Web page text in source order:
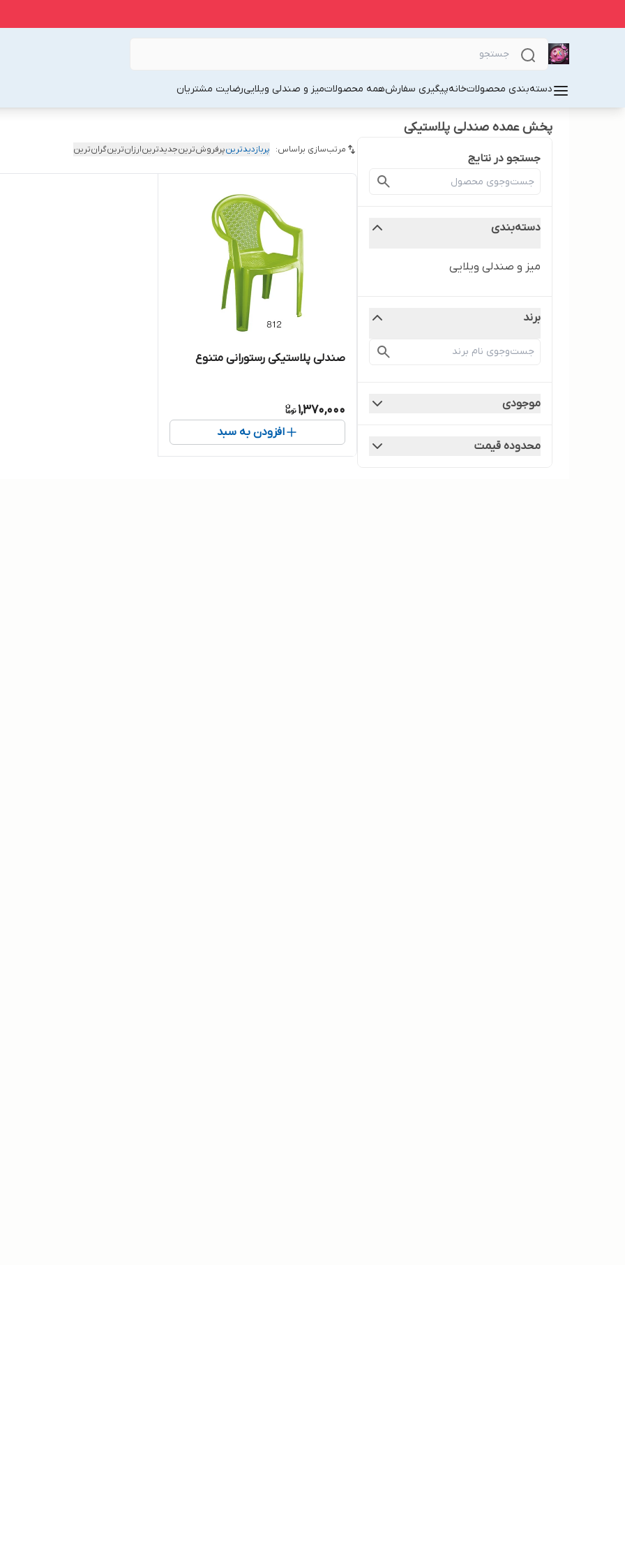
دسته‌بندی محصولاتخانهپیگیری سفارشهمه محصولاتمیز و صندلی ویلاییرضایت مشتریان
پخش عمده صندلی پلاستیکی
جستجو در نتایج
دسته‌بندی
میز و صندلی ویلایی
برند
موجودی
محدوده قیمت
مرتب‌سازی براساس: پربازدیدترینپرفروش‌ترینجدیدترینارزان‌ترینگران‌ترین
صندلی پلاستیکی رستورانی متنوع
1,370,000
افزودن به سبد